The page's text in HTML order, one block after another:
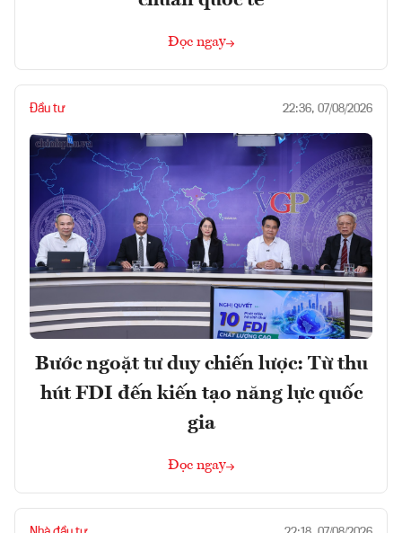
Đọc ngay
Đầu tư 22:36, 07/08/2026
Bước ngoặt tư duy chiến lược: Từ thu
hút FDI đến kiến tạo năng lực quốc
gia
Đọc ngay